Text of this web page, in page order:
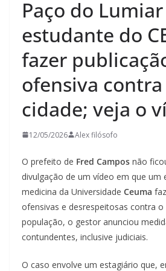
Paço do
estudante do
fazer
ofensiva contra
cidade; veja o
12/05/2026 Alex filósofo
O prefeito de Fred Campos não
divulgação de um vídeo em que um
medicina da Universidade Ceuma
ofensivas e desrespeitosas contra o
população, o gestor anunciou
contundentes, inclusive judiciais.
O caso envolve um estagiário que,